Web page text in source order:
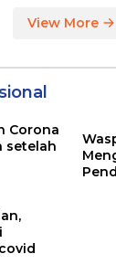
View More
Corona
setelah